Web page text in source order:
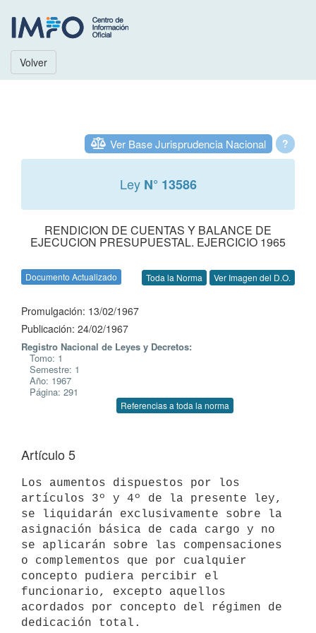
Volver
?
Ver Base Jurisprudencia Nacional
Ley N° 13586
RENDICION DE CUENTAS Y BALANCE DE
EJECUCION PRESUPUESTAL. EJERCICIO 1965
Documento Actualizado Toda la Norma Ver Imagen del D.O.
Promulgación: 13/02/1967
Publicación: 24/02/1967
Registro Nacional de Leyes y Decretos:
Tomo: 1
Semestre: 1
Año: 1967
Página: 291
Referencias a toda la norma
Artículo 5
Los aumentos dispuestos por los
artículos 3º y 4º de la presente ley,
se liquidarán exclusivamente sobre la
asignación básica de cada cargo y no
se aplicarán sobre las compensaciones
o complementos que por cualquier
concepto pudiera percibir el
funcionario, excepto aquellos
acordados por concepto del régimen de
dedicación total.